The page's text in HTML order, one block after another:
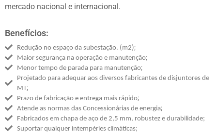
mercado nacional e internacional.
Benefícios:
Redução no espaço da subestação. (m2);
Maior segurança na operação e manutenção;
Menor tempo de parada para manutenção;
Projetado para adequar aos diversos fabricantes de disjuntores de
MT;
Prazo de fabricação e entrega mais rápido;
Atende as normas das Concessionárias de energia;
Fabricados em chapa de aço de 2,5 mm, robustez e durabilidade;
Suportar qualquer intempéries climáticas;